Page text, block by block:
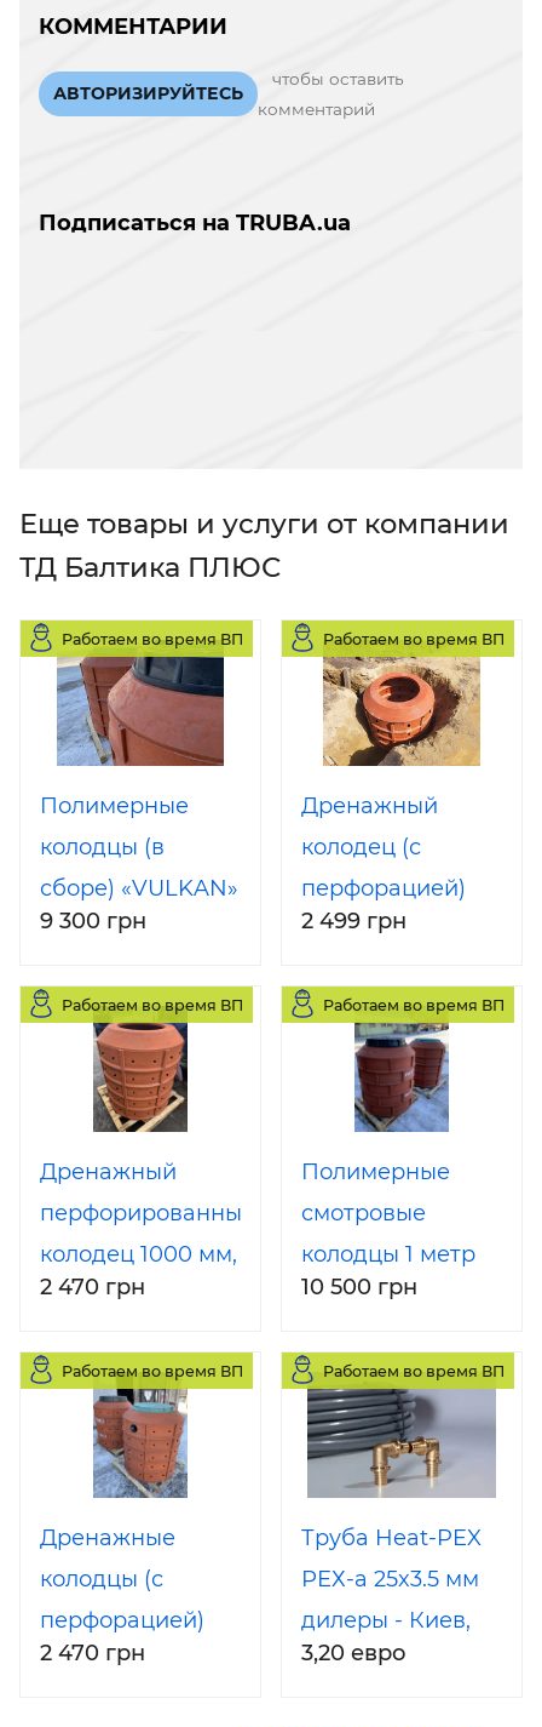
КОММЕНТАРИИ
АВТОРИЗИРУЙТЕСЬ
чтобы оставить
комментарий
Подписаться на TRUBA.ua
Еще товары и услуги от компании
ТД Балтика ПЛЮС
Работаем во время ВП
Полимерные
колодцы (в
сборе) «VULKAN»
Ø 1000 мм 25
9 300 грн
Работаем во время ВП
Дренажный
колодец (с
перфорацией)
VULKAN DN 1000,
указана за кільце
h - 200 mm)
2 499 грн
Работаем во время ВП
Дренажный
перфорированный
колодец 1000 мм,
25 тонн (цена
200 mm)
2 470 грн
Работаем во время ВП
Полимерные
смотровые
колодцы 1 метр
(25 тонн)
10 500 грн
Работаем во время ВП
Дренажные
колодцы (с
перфорацией)
VULKAN 1000 мм
2 470 грн
Работаем во время ВП
Труба Heat-PEX
РЕХ-а 25x3.5 мм
дилеры - Киев,
Ровно, Винница,
3,20 евро